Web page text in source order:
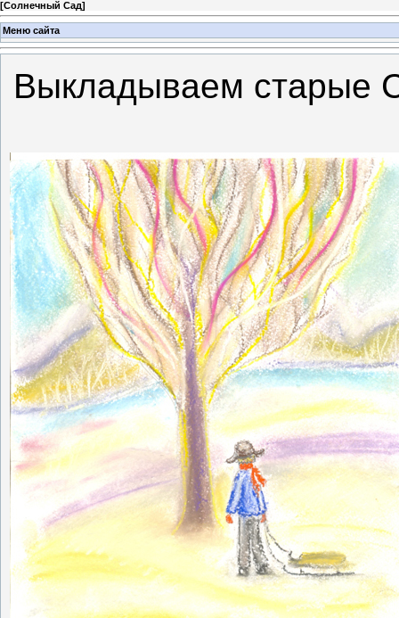
[Солнечный Сад]
Меню сайта
Выкладываем старые